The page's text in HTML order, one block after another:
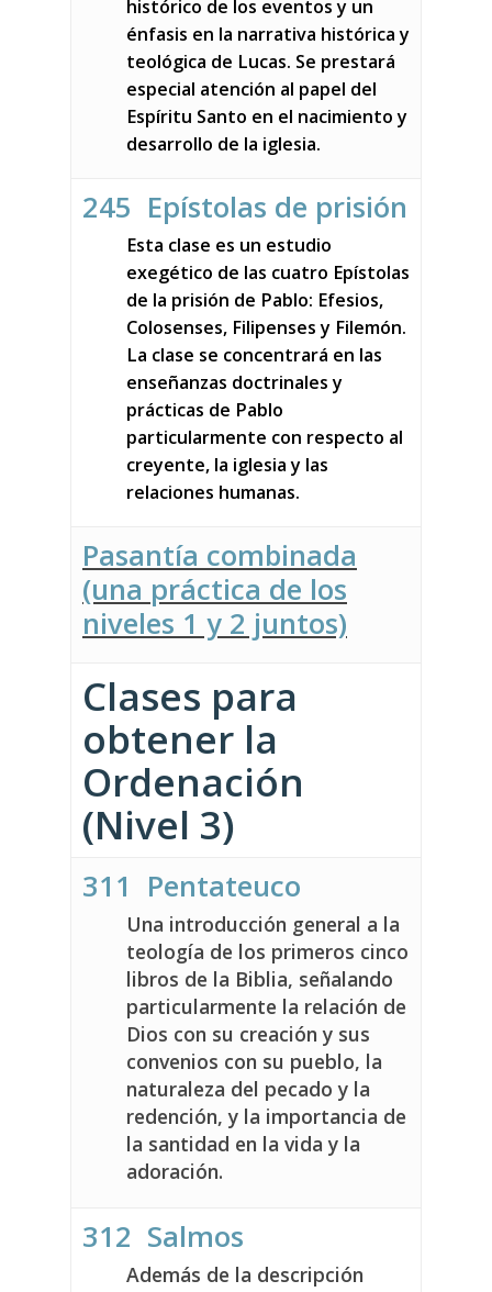
histórico de los eventos y un
énfasis en la narrativa histórica y
teológica de Lucas. Se prestará
especial atención al papel del
Espíritu Santo en el nacimiento y
desarrollo de la iglesia.
245 Epístolas de prisión
Esta clase es un estudio
exegético de las cuatro Epístolas
de la prisión de Pablo: Efesios,
Colosenses, Filipenses y Filemón.
La clase se concentrará en las
enseñanzas doctrinales y
prácticas de Pablo
particularmente con respecto al
creyente, la iglesia y las
relaciones humanas.
Pasantía combinada
(una práctica de los
niveles 1 y 2 juntos)
Clases para
obtener la
Ordenación
(Nivel 3)
311 Pentateuco
Una introducción general a la
teología de los primeros cinco
libros de la Biblia, señalando
particularmente la relación de
Dios con su creación y sus
convenios con su pueblo, la
naturaleza del pecado y la
redención, y la importancia de
la santidad en la vida y la
adoración.
312 Salmos
Además de la descripción